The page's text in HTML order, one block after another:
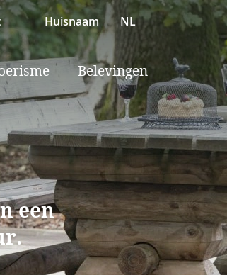
Huisnaam NL
Belevingen
een